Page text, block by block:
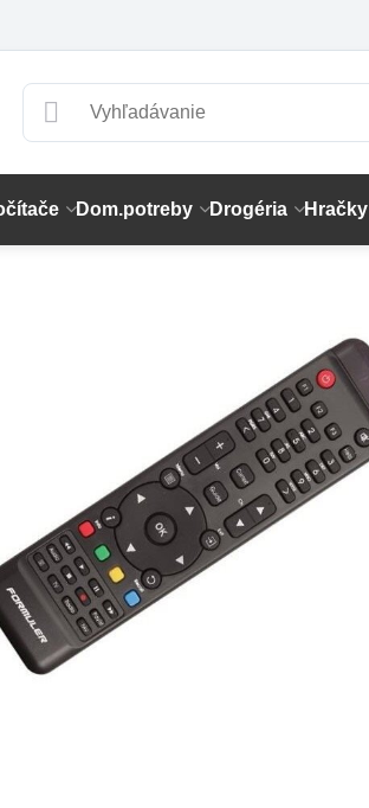
Dom.potreby Drogéria Hračky